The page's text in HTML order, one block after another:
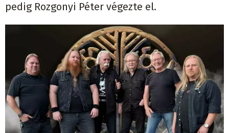
pedig Rozgonyi Péter végezte el.